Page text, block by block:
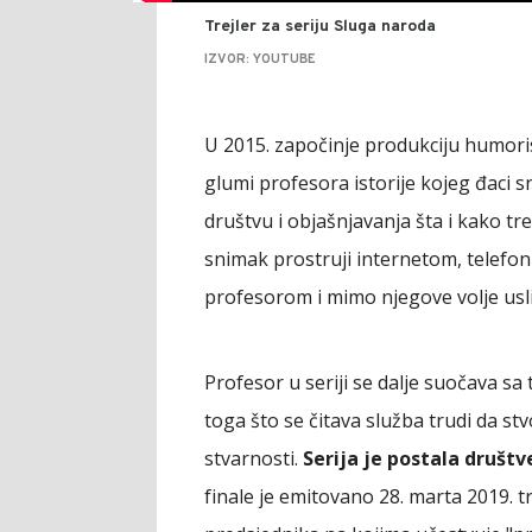
Trejler za seriju Sluga naroda
IZVOR: YOUTUBE
U 2015. započinje produkciju
glumi profesora istorije kojeg đaci
društvu i objašnjavanja šta i kako
snimak prostruji internetom,
profesorom i mimo njegove volje
Profesor u seriji se dalje suočava
toga što se čitava služba trudi da
stvarnosti. Serija je postala
finale je emitovano 28. marta 2019.